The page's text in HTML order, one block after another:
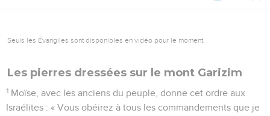
Seuls les Évangiles sont disponibles en vidéo pour le moment.
Les pierres dressées sur le mont Garizim
1 Moïse, avec les anciens du peuple, donne cet ordre aux
Israélites : « Vous obéirez à tous les commandements que je